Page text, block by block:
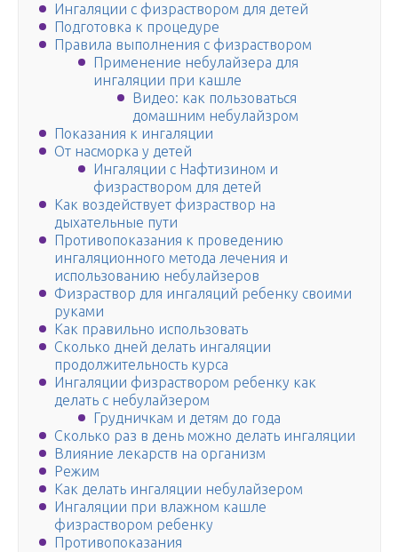
Ингаляции с физраствором для детей
Подготовка к процедуре
Правила выполнения с физраствором
Применение небулайзера для
ингаляции при кашле
Видео: как пользоваться
домашним небулайзром
Показания к ингаляции
От насморка у детей
Ингаляции с Нафтизином и
физраствором для детей
Как воздействует физраствор на
дыхательные пути
Противопоказания к проведению
ингаляционного метода лечения и
использованию небулайзеров
Физраствор для ингаляций ребенку своими
руками
Как правильно использовать
Сколько дней делать ингаляции
продолжительность курса
Ингаляции физраствором ребенку как
делать с небулайзером
Грудничкам и детям до года
Сколько раз в день можно делать ингаляции
Влияние лекарств на организм
Режим
Как делать ингаляции небулайзером
Ингаляции при влажном кашле
физраствором ребенку
Противопоказания